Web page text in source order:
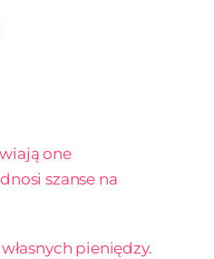
one
szanse na
pieniędzy.